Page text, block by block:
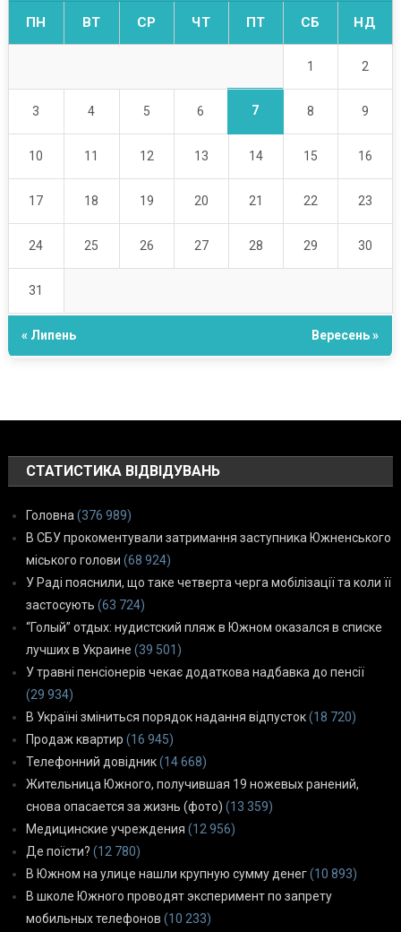
ПН ВТ СР ЧТ ПТ СБ НД
1 2
3 4 5 6 7 8 9
10 11 12 13 14 15 16
17 18 19 20 21 22 23
24 25 26 27 28 29 30
31
« Липень Вересень »
СТАТИСТИКА ВІДВІДУВАНЬ
Головна (376 989)
В СБУ прокоментували затримання заступника Южненського
міського голови (68 924)
У Раді пояснили, що таке четверта черга мобілізації та коли її
застосують (63 724)
“Голый” отдых: нудистский пляж в Южном оказался в списке
лучших в Украине (39 501)
У травні пенсіонерів чекає додаткова надбавка до пенсії
(29 934)
В Україні зміниться порядок надання відпусток(18 720)
Продаж квартир (16 945)
Телефонний довідник(14 668)
Жительница Южного, получившая 19 ножевых ранений,
снова опасается за жизнь (фото) (13 359)
Медицинские учреждения (12 956)
Де поїсти? (12 780)
В Южном на улице нашли крупную сумму денег(10 893)
В школе Южного проводят эксперимент по запрету
мобильных телефонов (10 233)